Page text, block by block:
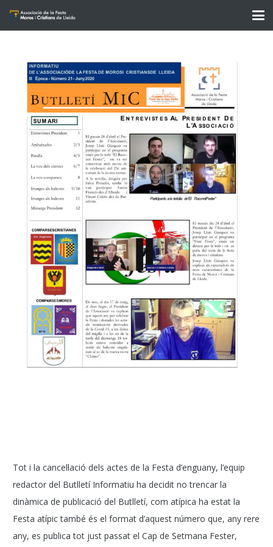
Tot i la cancel·lació dels actes de la Festa d’enguany, l’equip
redactor del Butlletí Informatiu ha decidit no trencar la
dinàmica de publicació del Butlletí, com atípica ha estat la
Festa atípic també és el format d’aquest número que, any rere
any, es publica tot just passat el Cap de Setmana Fester,